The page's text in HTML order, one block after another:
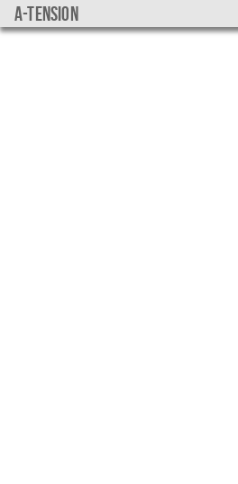
a-tension